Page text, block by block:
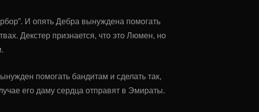
И опять Дебра вынуждена помогать
Декстер признается, что это Люмен, но
помогать бандитам и сделать так,
его даму сердца отправят в Эмираты.